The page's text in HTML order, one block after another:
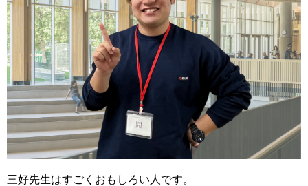
三好先生はすごくおもしろい人です。